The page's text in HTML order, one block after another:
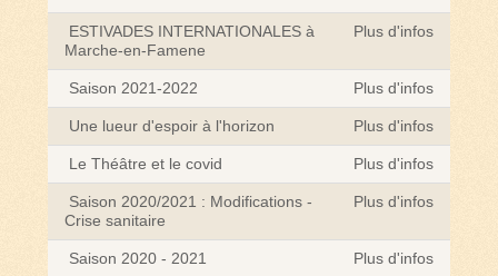
ESTIVADES INTERNATIONALES à
Marche-en-Famene
Plus d'infos
Saison 2021-2022 Plus d'infos
Une lueur d'espoir à l'horizon Plus d'infos
Le Théâtre et le covid Plus d'infos
Saison 2020/2021 : Modifications -
Crise sanitaire
Plus d'infos
Saison 2020 - 2021 Plus d'infos